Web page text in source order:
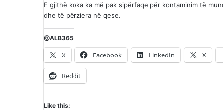
E gjithë koka ka më pak sipërfaqe për kontaminim të
dhe të përziera në qese.
@ALB365
X Facebook LinkedIn X
Reddit
Like this: